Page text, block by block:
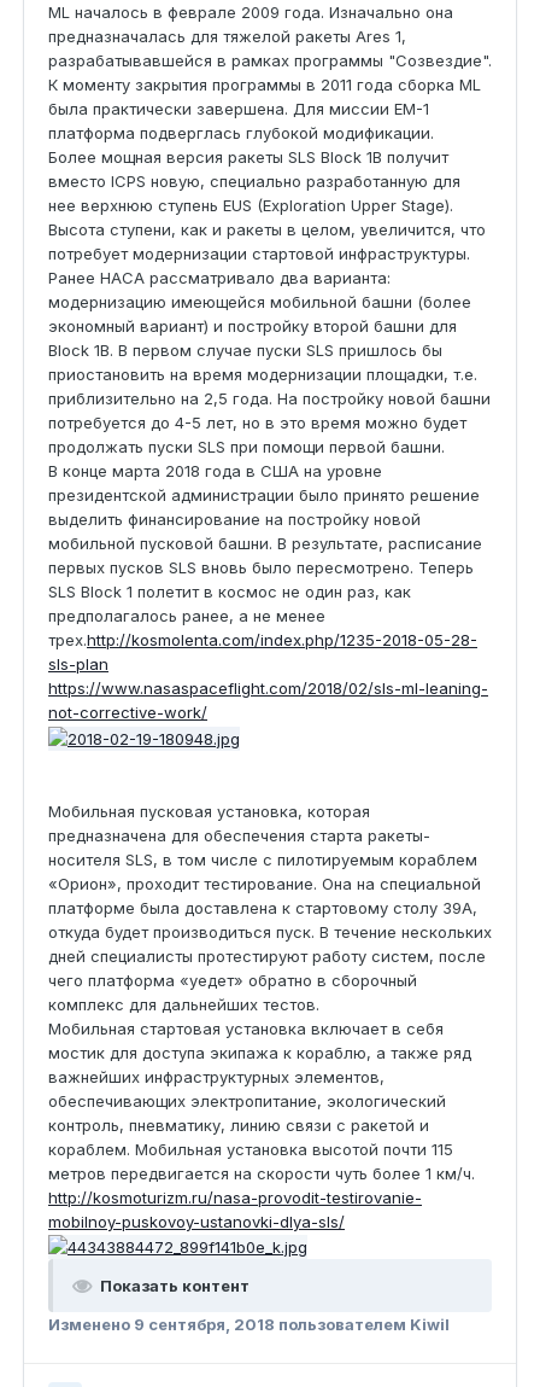
ML началось в феврале 2009 года. Изначально она
предназначалась для тяжелой ракеты Ares 1,
разрабатывавшейся в рамках программы "Созвездие".
К моменту закрытия программы в 2011 года сборка ML
была практически завершена. Для миссии EM-1
платформа подверглась глубокой модификации.
Более мощная версия ракеты SLS Block 1B получит
вместо ICPS новую, специально разработанную для
нее верхнюю ступень EUS (Exploration Upper Stage).
Высота ступени, как и ракеты в целом, увеличится, что
потребует модернизации стартовой инфраструктуры.
Ранее НАСА рассматривало два варианта:
модернизацию имеющейся мобильной башни (более
экономный вариант) и постройку второй башни для
Block 1B. В первом случае пуски SLS пришлось бы
приостановить на время модернизации площадки, т.е.
приблизительно на 2,5 года. На постройку новой башни
потребуется до 4-5 лет, но в это время можно будет
продолжать пуски SLS при помощи первой башни.
В конце марта 2018 года в США на уровне
президентской администрации было принято решение
выделить финансирование на постройку новой
мобильной пусковой башни. В результате, расписание
первых пусков SLS вновь было пересмотрено. Теперь
SLS Block 1 полетит в космос не один раз, как
предполагалось ранее, а не менее
трех.http://kosmolenta.com/index.php/1235-2018-05-28-
sls-plan
https://www.nasaspaceflight.com/2018/02/sls-ml-leaning-
not-corrective-work/
Мобильная пусковая установка, которая
предназначена для обеспечения старта ракеты-
носителя SLS, в том числе с пилотируемым кораблем
«Орион», проходит тестирование. Она на специальной
платформе была доставлена к стартовому столу 39А,
откуда будет производиться пуск. В течение нескольких
дней специалисты протестируют работу систем, после
чего платформа «уедет» обратно в сборочный
комплекс для дальнейших тестов.
Мобильная стартовая установка включает в себя
мостик для доступа экипажа к кораблю, а также ряд
важнейших инфраструктурных элементов,
обеспечивающих электропитание, экологический
контроль, пневматику, линию связи с ракетой и
кораблем. Мобильная установка высотой почти 115
метров передвигается на скорости чуть более 1 км/ч.
http://kosmoturizm.ru/nasa-provodit-testirovanie-
mobilnoy-puskovoy-ustanovki-dlya-sls/
Показать контент
Изменено 9 сентября, 2018 пользователем Kiwil